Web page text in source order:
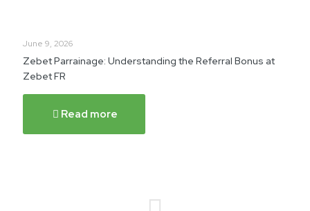
June 9, 2026
Zebet Parrainage: Understanding the Referral Bonus at
Zebet FR
Read more